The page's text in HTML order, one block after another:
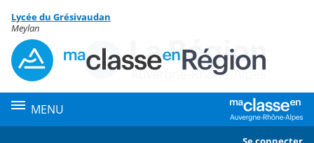
Menu de la rubrique
Contenu
Lycée du Grésivaudan
Meylan
MENU